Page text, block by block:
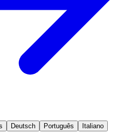
Deutsch Português
Italiano